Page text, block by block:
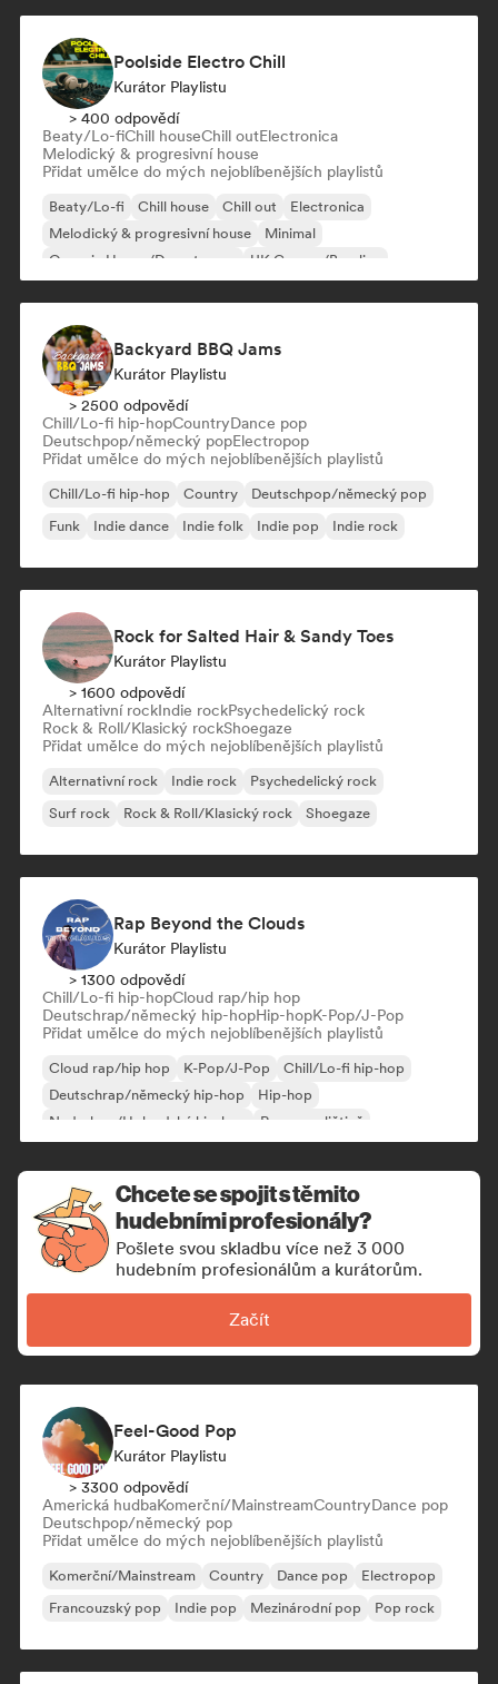
Poolside Electro Chill
Kurátor Playlistu
> 400 odpovědí
Beaty/Lo-fiChill houseChill outElectronica
Melodický & progresivní house
Přidat umělce do mých nejoblíbenějších playlistů
Beaty/Lo-fi Chill house Chill out
Electronica
Melodický & progresivní house
Minimal
Organic House/Downtempo
UK Garage/Bassline
Backyard BBQ Jams
Kurátor Playlistu
> 2500 odpovědí
Chill/Lo-fi hip-hopCountryDance pop
Deutschpop/německý popElectropop
Přidat umělce do mých nejoblíbenějších playlistů
Chill/Lo-fi hip-hop Country
Deutschpop/německý pop
Funk
Indie dance Indie folk Indie pop Indie rock
Rock for Salted Hair & Sandy Toes
Kurátor Playlistu
> 1600 odpovědí
Alternativní rockIndie rockPsychedelický rock
Rock & Roll/Klasický rockShoegaze
Přidat umělce do mých nejoblíbenějších playlistů
Alternativní rock Indie rock
Psychedelický rock
Surf rock
Rock & Roll/Klasický rock Shoegaze
Rap Beyond the Clouds
Kurátor Playlistu
> 1300 odpovědí
Chill/Lo-fi hip-hopCloud rap/hip hop
Deutschrap/německý hip-hopHip-hopK-Pop/J-Pop
Přidat umělce do mých nejoblíbenějších playlistů
Cloud rap/hip hop K-Pop/J-Pop
Chill/Lo-fi hip-hop
Deutschrap/německý hip-hop
Hip-hop
Nederhop/Holandský hip-hop
Rap v angličtině
Chcete se spojit s těmito
hudebními profesionály?
Pošlete svou skladbu více než 3 000
hudebním profesionálům a kurátorům.
Začít
Feel-Good Pop
Kurátor Playlistu
> 3300 odpovědí
Americká hudbaKomerční/MainstreamCountryDance pop
Deutschpop/německý pop
Přidat umělce do mých nejoblíbenějších playlistů
Komerční/Mainstream Country Dance pop
Electropop
Francouzský pop
Indie pop Mezinárodní pop Pop rock